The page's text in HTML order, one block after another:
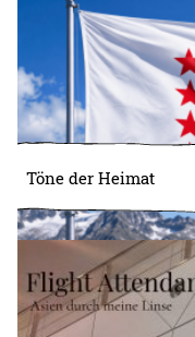
Töne der Heimat